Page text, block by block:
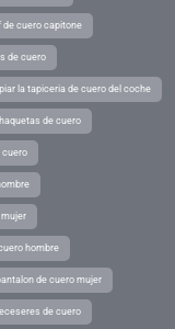
de cuero capitone
de cuero
la tapiceria de cuero del coche
de cuero
cuero
hombre
de cuero mujer
de cuero